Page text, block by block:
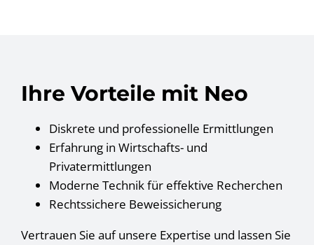
Ihre Vorteile mit Neo
Diskrete und professionelle Ermittlungen
Erfahrung in Wirtschafts- und
Privatermittlungen
Moderne Technik für effektive Recherchen
Rechtssichere Beweissicherung
Vertrauen Sie auf unsere Expertise und lassen Sie